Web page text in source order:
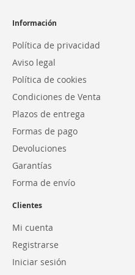
Información
Política de privacidad
Aviso legal
Política de cookies
Condiciones de Venta
Plazos de entrega
Formas de pago
Devoluciones
Garantías
Forma de envío
Clientes
Mi cuenta
Registrarse
Iniciar sesión